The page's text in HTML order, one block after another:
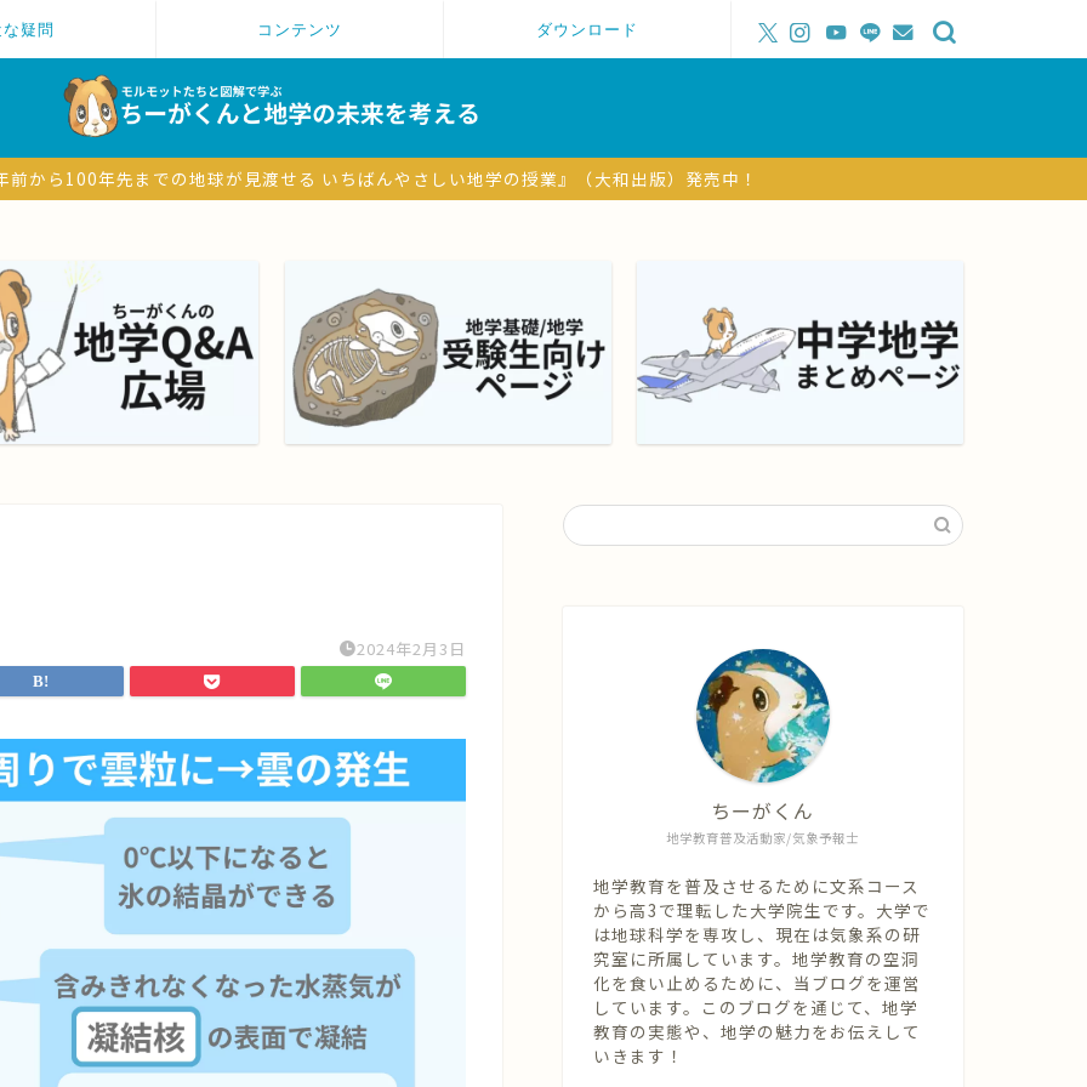
疑問 コンテンツ ダウンロード
から100年先までの地球が見渡せる いちばんやさしい地学の授業』（大和出版）発売中！
2024年2月3日
地学教育普及活動家/気象予報士
ちーがくん
地学教育を普及させるために文系コース
から高3で理転した大学院生です。大学で
は地球科学を専攻し、現在は気象系の研
究室に所属しています。地学教育の空洞
化を食い止めるために、当ブログを運営
しています。このブログを通じて、地学
教育の実態や、地学の魅力をお伝えして
いきます！